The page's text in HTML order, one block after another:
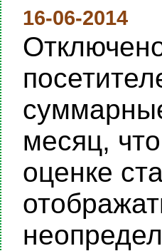
16-06-2014
месяц,
оценке